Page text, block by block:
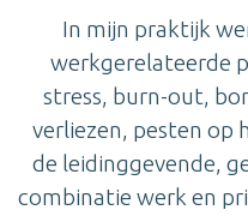
In mijn praktijk
werkgerelateerde
stress, burn-out,
verliezen, pesten op
de leidinggevende,
combinatie werk en